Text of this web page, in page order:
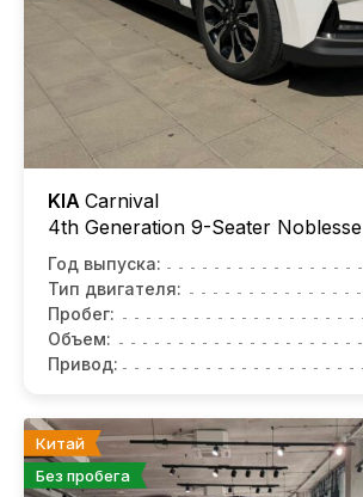
KIA Carnival
4th Generation 9-Seater Noblesse
Год выпуска:
Тип двигателя:
Пробег:
Объем:
Привод:
Китай
Без пробега